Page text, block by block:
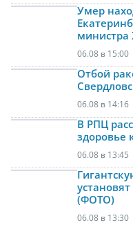
Умер
06.08 в 15:00
Отбой
06.08 в 14:16
В РПЦ
здоровье
06.08 в 13:45
(ФОТО)
06.08 в 13:30